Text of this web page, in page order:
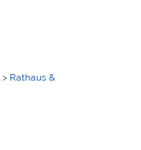
> Rathaus &